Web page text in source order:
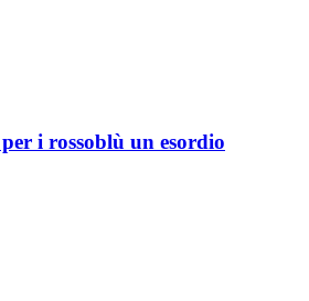
i rossoblù un esordio